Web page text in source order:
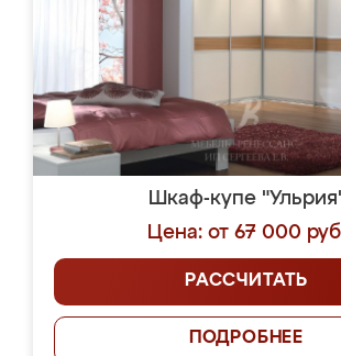
Шкаф-купе
Цена: от 67 000
РАССЧИТАТЬ
ПОДРОБНЕЕ